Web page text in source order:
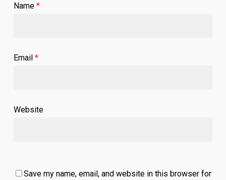
Name *
Email *
Website
Save my name, email, and website in this browser for